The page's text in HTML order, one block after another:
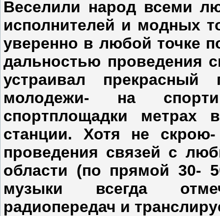
Веселили народ всеми
исполнителей и модных
уверенно в любой точке
дальностью проведения
устраивал
молодежи- на
спортплощадки метрах
станции. Хотя не
проведения связей с
области (по прямой 30-
музыки всегда
радиопередач и